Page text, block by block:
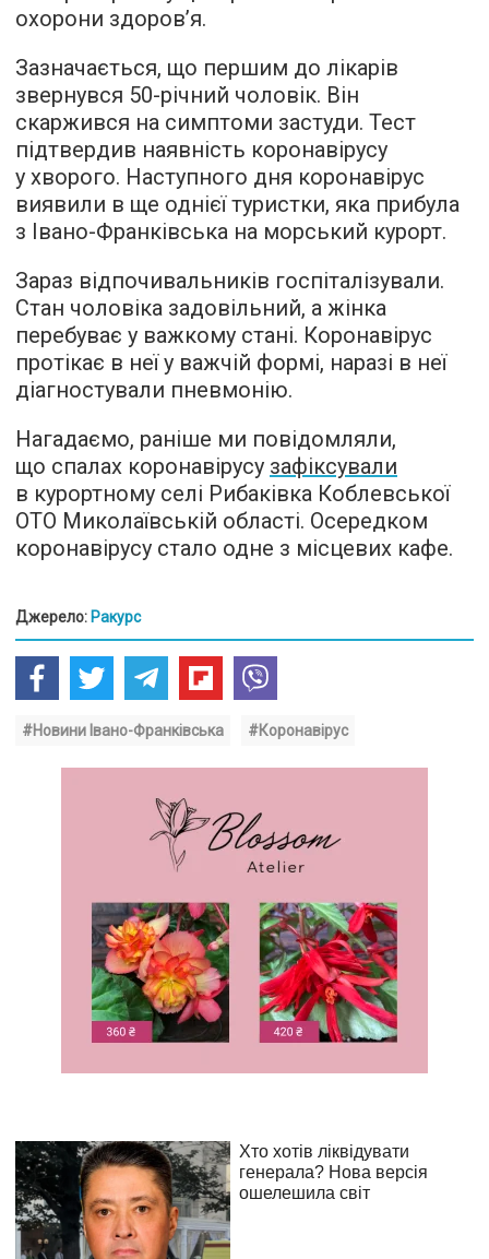
охорони здоров’я.
Зазначається, що першим до лікарів
звернувся 50-річний чоловік. Він
скаржився на симптоми застуди. Тест
підтвердив наявність коронавірусу
у хворого. Наступного дня коронавірус
виявили в ще однієї туристки, яка прибула
з Івано-Франківська на морський курорт.
Зараз відпочивальників госпіталізували.
Стан чоловіка задовільний, а жінка
перебуває у важкому стані. Коронавірус
протікає в неї у важчій формі, наразі в неї
діагностували пневмонію.
Нагадаємо, раніше ми повідомляли,
що спалах коронавірусу зафіксували
в курортному селі Рибаківка Коблевської
ОТО Миколаївській області. Осередком
коронавірусу стало одне з місцевих кафе.
Джерело: Ракурс
#Новини Івано-Франківська #Коронавірус